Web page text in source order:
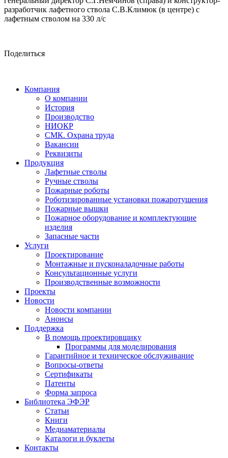
разработчик лафетного ствола С.В.Климюк (в центре) с
лафетным стволом на 330 л/с
Поделиться
Компания
О компании
История
Производство
НИОКР
СМК. Охрана труда
Вакансии
Реквизиты
Продукция
Лафетные стволы
Ручные стволы
Пожарные роботы
Роботизированные установки пожаротушения
Пожарные вышки
Пожарное оборудование и комплектующие
изделия
Запасные части
Услуги
Проектирование
Монтажные и пусконаладочные работы
Консультационные услуги
Производственные возможности
Проекты
Новости
Новости компании
Анонсы
Поддержка
В помощь проектировщику
Программы для моделирования
Гарантийное и техническое обслуживание
Вопросы-ответы
Сертификаты
Патенты
Форма запроса
Библиотека ЭФЭР
Статьи
Книги
Медиаматериалы
Каталоги и буклеты
Контакты